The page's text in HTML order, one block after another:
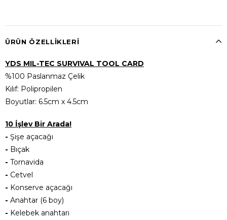
ÜRÜN ÖZELLIKLERI
YDS MIL-TEC SURVIVAL TOOL CARD
%100 Paslanmaz Çelik
Kılıf: Polipropilen
Boyutlar: 6.5cm x 4.5cm
10 İşlev Bir Arada!
- Şişe açacağı
- Bıçak
- Tornavida
- Cetvel
- Konserve açacağı
- Anahtar (6 boy)
- Kelebek anahtarı